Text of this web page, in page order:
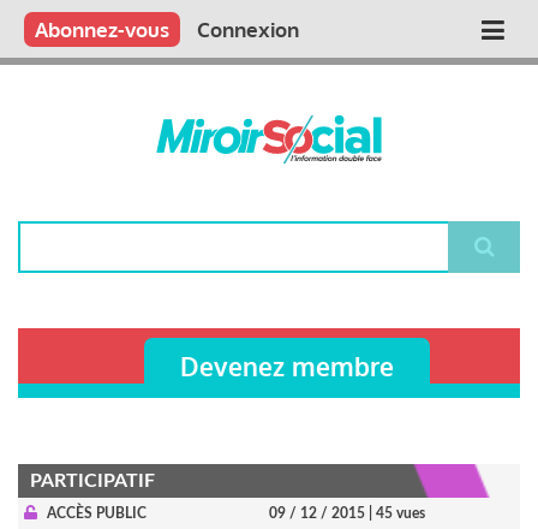
Aller
contenu
Main
Qui sommes nous ?
Vous publiez
Nous publions
Contactez-nous
Abonnez-vous Connexion
Devenez membre
PARTICIPATIF
ACCÈS PUBLIC 09 / 12 / 2015 | 45 vues